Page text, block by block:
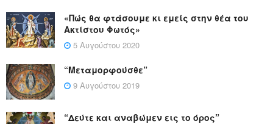
«Πώς θα φτάσουμε κι εμείς στην θέα του
Ακτίστου Φωτός»
5 Αυγούστου 2020
“Μεταμορφούσθε”
9 Αυγούστου 2019
“Δεύτε και αναβώμεν εις το όρος”